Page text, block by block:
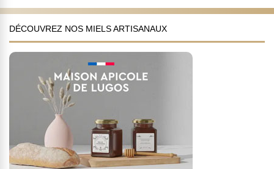
DÉCOUVREZ NOS MIELS ARTISANAUX